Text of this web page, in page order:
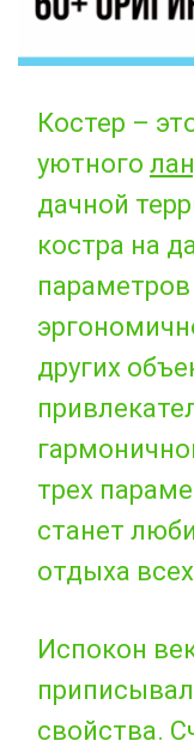
Костер –
уютного
дачной
костра на
других
трех
станет
отдыха
Испокон
свойства.